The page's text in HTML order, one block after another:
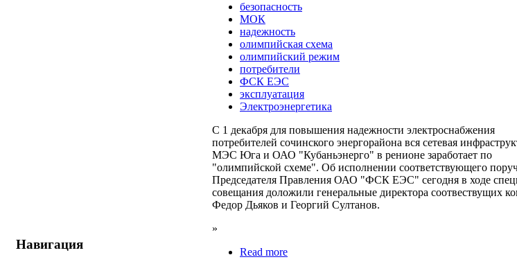
Навигация
безопасность
МОК
надежность
олимпийская схема
олимпийский режим
потребители
ФСК ЕЭС
эксплуатация
Электроэнергетика
С 1 декабря для повышения надежности электроснабжения
потребителей сочинского энергорайона вся сетевая
МЭС Юга и ОАО "Кубаньэнерго" в ренионе заработает по
"олимпийской схеме". Об исполнении соответствующего
Председателя Правления ОАО "ФСК ЕЭС" сегодня в ходе
совещания доложили генеральные директора соотвествущих
Федор Дьяков и Георгий Султанов.
»
Read more